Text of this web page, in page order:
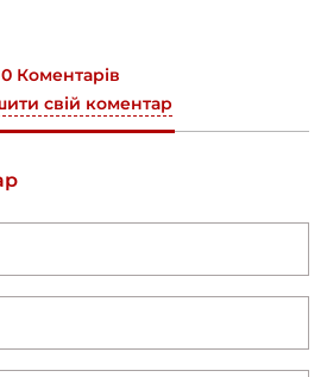
0 Коментарів
свій коментар